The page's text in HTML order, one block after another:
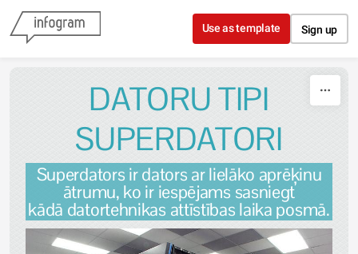
Skip to content
Use as template Sign up
DATORU TIPI
SUPERDATORI
Superdators ir dators ar lielāko aprēķinu
ātrumu, ko ir iespējams sasniegt
kādā datortehnikas attīstības laika posmā.